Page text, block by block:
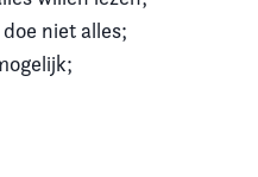
niet alles;